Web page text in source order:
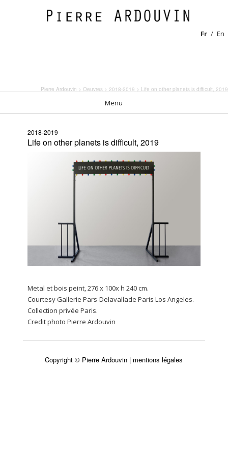
Fr En
Pierre Ardouvin > Oeuvres > 2018-2019 > Life on other planets is difficult, 2019
Menu
2018-2019
Life on other planets is difficult, 2019
Metal et bois peint, 276 x 100x h 240 cm.
Courtesy Gallerie Pars-Delavallade Paris Los Angeles.
Collection privée Paris.
Credit photo Pierre Ardouvin
Copyright © Pierre Ardouvin | mentions légales